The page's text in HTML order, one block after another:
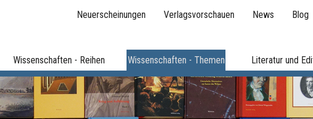
Neuerscheinungen Verlagsvorschauen News Blog
Wissenschaften - Reihen Wissenschaften - Themen Literatur und